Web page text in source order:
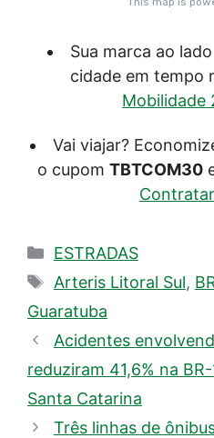
Sua marca ao
cidade em tempo
Mobilidade
Vai viajar?
o cupom TBTCOM30
Categorias
ESTRADAS
Tags
Arteris Litoral Sul,
Guaratuba
Acidentes
reduziram 41,6% na
Santa Catarina
Três linhas de